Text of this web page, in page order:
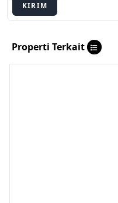
KIRIM
Properti Terkait